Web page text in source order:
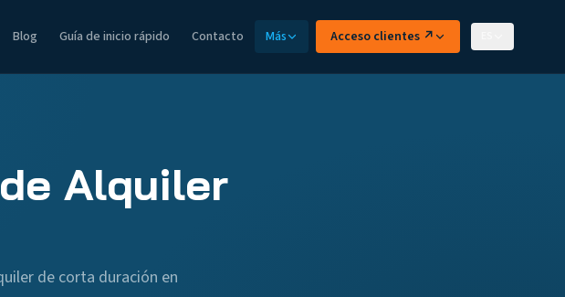
Blog Guía de inicio rápido Contacto Más Acceso clientes ↗
Alquiler
de corta duración en